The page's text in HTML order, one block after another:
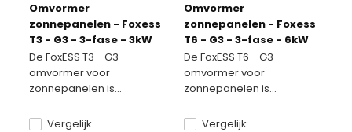
Omvormer
zonnepanelen - Foxess
T3 - G3 - 3-fase - 3kW
De FoxESS T3 - G3
omvormer voor
zonnepanelen is...
Vergelijk
Omvormer
zonnepanelen - Foxess
T6 - G3 - 3-fase - 6kW
De FoxESS T6 - G3
omvormer voor
zonnepanelen is...
Vergelijk